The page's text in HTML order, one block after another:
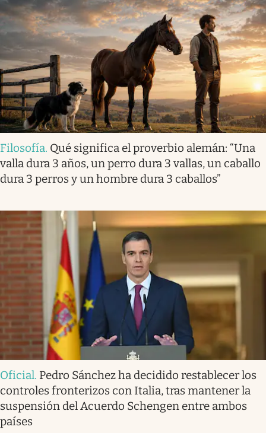
Filosofía. Qué significa el proverbio alemán: “Una
valla dura 3 años, un perro dura 3 vallas, un caballo
dura 3 perros y un hombre dura 3 caballos”
Oficial. Pedro Sánchez ha decidido restablecer los
controles fronterizos con Italia, tras mantener la
suspensión del Acuerdo Schengen entre ambos
países